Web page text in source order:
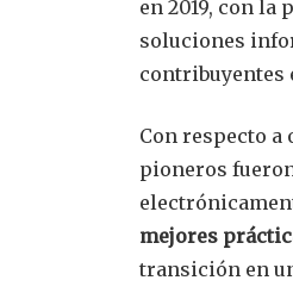
en 2019, con
soluciones
contribuyentes
Con respecto
pioneros
mejores
transición en